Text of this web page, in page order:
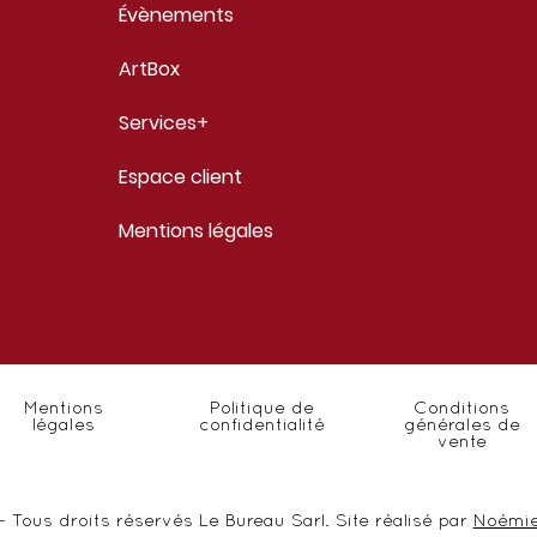
Évènements
ArtBox
Services+
Espace client
Mentions légales
Mentions
légales
Politique de
confidentialité
Conditions
générales de
vente
Tous droits réservés Le Bureau Sarl. Site réalisé par